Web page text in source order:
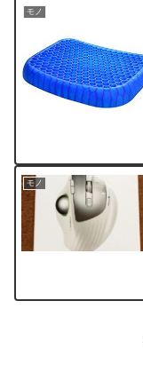
モノ
モノ